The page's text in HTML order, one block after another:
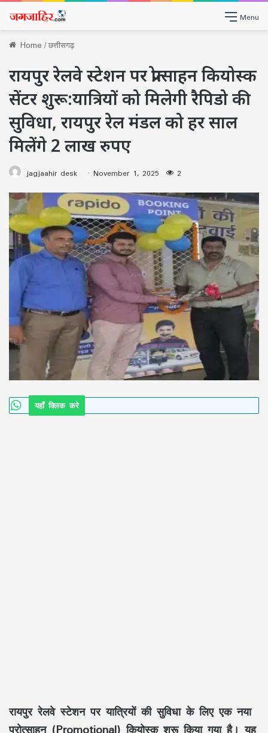
Menu
Home/छत्तीसगढ़
रायपुर रेलवे स्टेशन पर प्रोत्साहन कियोस्क
सेंटर शुरू:यात्रियों को मिलेगी रैपिडो की
सुविधा, रायपुर रेल मंडल को हर साल
मिलेंगे 2 लाख रुपए
jagjaahir desk November 1, 2025 2
यहाँ क्लिक करे
रायपुर रेलवे स्टेशन पर यात्रियों की सुविधा के लिए एक नया